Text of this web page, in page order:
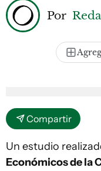
Por
Compartir
Un estudio
Económicos de la